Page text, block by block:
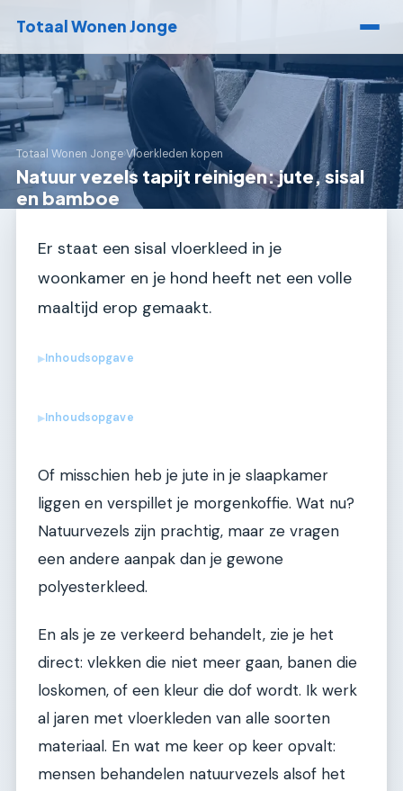
Totaal Wonen Jonge
Totaal Wonen Jonge›Vloerkleden kopen
Natuur vezels tapijt reinigen: jute, sisal
en bamboe
Er staat een sisal vloerkleed in je
woonkamer en je hond heeft net een volle
maaltijd erop gemaakt.
▶Inhoudsopgave
▶Inhoudsopgave
Of misschien heb je jute in je slaapkamer
liggen en verspillet je morgenkoffie. Wat nu?
Natuurvezels zijn prachtig, maar ze vragen
een andere aanpak dan je gewone
polyesterkleed.
En als je ze verkeerd behandelt, zie je het
direct: vlekken die niet meer gaan, banen die
loskomen, of een kleur die dof wordt. Ik werk
al jaren met vloerkleden van alle soorten
materiaal. En wat me keer op keer opvalt:
mensen behandelen natuurvezels alsof het